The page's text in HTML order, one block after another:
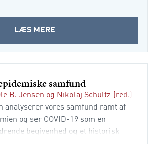
LÆS MEREOM
SURVEY
samfund
B. Jensen og Nikolaj Schultz (red.)
analyserer vores samfund ramt af
og ser COVID-19 som en
begivenhed og et historisk